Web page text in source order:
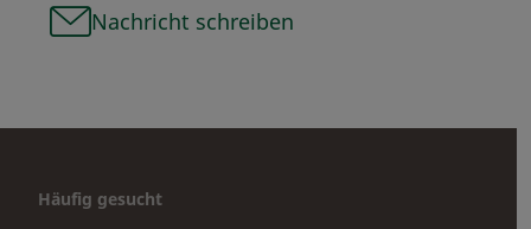
Nachricht schreiben
Häufig gesucht